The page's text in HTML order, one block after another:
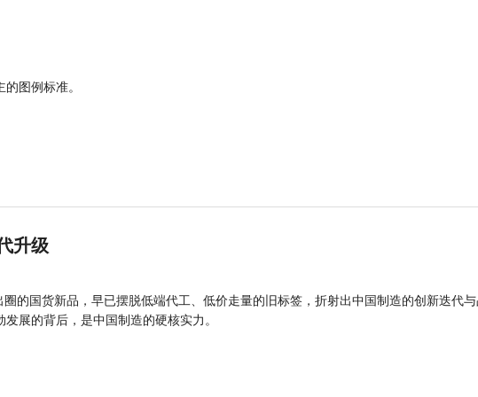
图例标准。
升级
的国货新品，早已摆脱低端代工、低价走量的旧标签，折射出中国制造的创新迭代
展的背后，是中国制造的硬核实力。